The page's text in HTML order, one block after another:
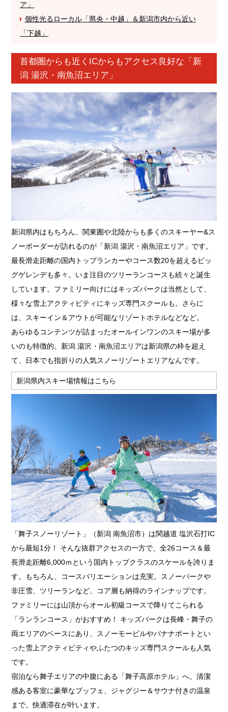
ア」
個性光るローカル「県央・中越」＆新潟市内から近い
「下越」
首都圏からも近くICからもアクセス良好な「新
潟 湯沢・南魚沼エリア」
新潟県内はもちろん、関東圏や北陸からも多くのスキーヤー&ス
ノーボーダーが訪れるのが「新潟 湯沢・南魚沼エリア」です。
最長滑走距離の国内トップランカーやコース数20を超えるビッ
グゲレンデも多々。いま注目のツリーランコースも続々と誕生
しています。ファミリー向けにはキッズパークは当然として、
様々な雪上アクティビティにキッズ専門スクールも。さらに
は、スキーイン＆アウトが可能なリゾートホテルなどなど。
あらゆるコンテンツが詰まったオールインワンのスキー場が多
いのも特徴的。新潟 湯沢・南魚沼エリアは新潟県の枠を超え
て、日本でも指折りの人気スノーリゾートエリアなんです。
新潟県内スキー場情報はこちら
「舞子スノーリゾート」（新潟 南魚沼市）は関越道 塩沢石打IC
から最短1分！ そんな抜群アクセスの一方で、全26コース＆最
長滑走距離6,000ｍという国内トップクラスのスケールを誇りま
す。もちろん、コースバリエーションは充実。スノーパークや
非圧雪、ツリーランなど、コア層も納得のラインナップです。
ファミリーには山頂からオール初級コースで降りてこられる
「ランランコース」がおすすめ！ キッズパークは長峰・舞子の
両エリアのベースにあり、スノーモービルやバナナボートとい
った雪上アクティビティやふたつのキッズ専門スクールも人気
です。
宿泊なら舞子エリアの中腹にある「舞子高原ホテル」へ。清潔
感ある客室に豪華なブッフェ、ジャグジー＆サウナ付きの温泉
まで。快適滞在が叶います。